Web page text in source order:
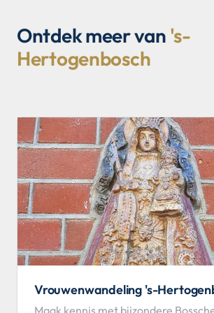
Ontdek meer van 's-
Hertogenbosch
Vrouwenwandeling 's-